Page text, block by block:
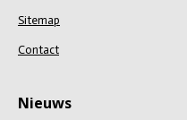
Sitemap
Contact
Nieuws